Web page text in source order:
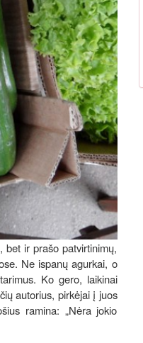
bet ir prašo patvirtinimų,
Ne ispanų agurkai, o
Ko gero, laikinai
autorius, pirkėjai į juos
ramina: „Nėra jokio